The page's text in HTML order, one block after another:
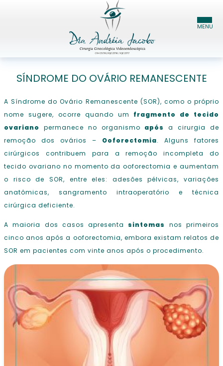
HOME
DRA. ANDRÉIA JACOBO
ESPECIALIDADES
BLOG
CONTATO
SÍNDROME DO OVÁRIO REMANESCENTE
A Síndrome do Ovário Remanescente (SOR), como o próprio
nome sugere, ocorre quando um fragmento de tecido
ovariano permanece no organismo após a cirurgia de
remoção dos ovários – Ooforectomia. Alguns fatores
cirúrgicos contribuem para a remoção incompleta do
tecido ovariano no momento da ooforectomia e aumentam
o risco de SOR, entre eles: adesões pélvicas, variações
anatômicas, sangramento intraoperatório e técnica
cirúrgica deficiente.
A maioria dos casos apresentasintomas nos primeiros
cinco anos após a ooforectomia, embora existam relatos de
SOR em pacientes com vinte anos após o procedimento.